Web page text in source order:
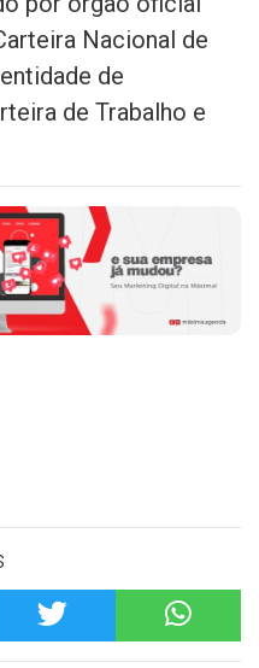
Nacional de
de
de Trabalho e